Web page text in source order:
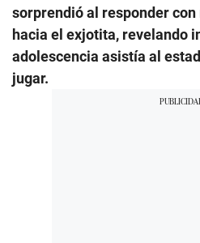
sorprendió al responder
hacia el exjotita, revelando
adolescencia asistía al
jugar.